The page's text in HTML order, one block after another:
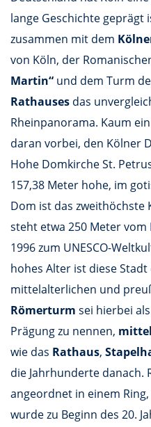
lange Geschichte geprägt
zusammen mit dem
von Köln, der
Martin“ und dem Turm
Rathauses das
Rheinpanorama. Kaum
daran vorbei, den Kölner
Hohe Domkirche St.
157,38 Meter hohe, im
Dom ist das zweithöchste
steht etwa 250 Meter
1996 zum UNESCO-
hohes Alter ist diese
mittelalterlichen und
Römerturm sei hierbei
Prägung zu nennen,
wie das Rathaus,
die Jahrhunderte danach.
angeordnet in einem
wurde zu Beginn des 20.